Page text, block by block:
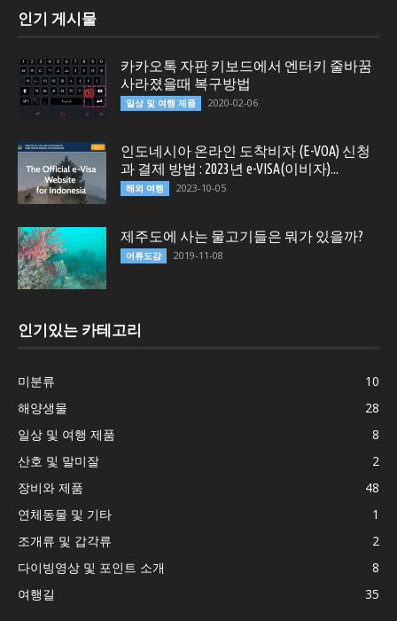
인기 게시물
카카오톡 자판 키보드에서 엔터키 줄바꿈
사라졌을때 복구방법
일상 및 여행 제품 2020-02-06
인도네시아 온라인 도착비자 (E-VOA) 신청
과 결제 방법 : 2023년 e-VISA(이비자)...
해외 여행 2023-10-05
제주도에 사는 물고기들은 뭐가 있을까?
어류도감 2019-11-08
인기있는 카테고리
미분류
10
해양생물
28
일상 및 여행 제품
8
산호 및 말미잘
2
장비와 제품
48
연체동물 및 기타
1
조개류 및 갑각류
2
다이빙영상 및 포인트 소개
8
여행길
35